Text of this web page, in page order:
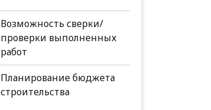
Возможность сверки/
проверки выполненных
работ
Планирование бюджета
строительства